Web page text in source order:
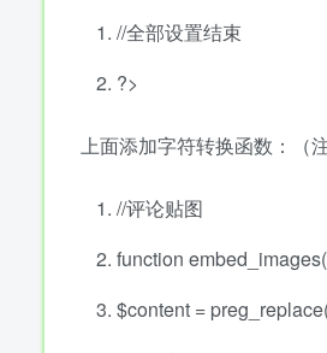
//全部设置结束
?>
上面添加字符转换函数：（
//评论贴图
function embed_images(
$content =